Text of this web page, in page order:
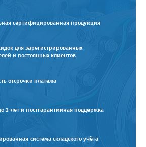
сертифицированная продукция
для зарегистрированных
и постоянных клиентов
отсрочки платежа
2-лет и постгарантийная поддержка
система складского учёта